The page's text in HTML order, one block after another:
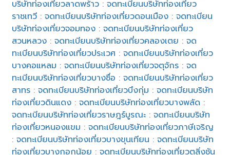
บริษัทท่องเที่ยวลาดพร้าว :จดทะเบียนบริษัทท่องเที่ยว
ราชเทวี :จดทะเบียนบริษัทท่องเที่ยวดอนเมือง :จดทะเบียน
บริษัทท่องเที่ยวจอมทอง :จดทะเบียนบริษัทท่องเที่ยว
สวนหลวง :จดทะเบียนบริษัทท่องเที่ยวคลองเตย :จด
ทะเบียนบริษัทท่องเที่ยวประเวศ :จดทะเบียนบริษัทท่องเที่ยว
บางคอแหลม :จดทะเบียนบริษัทท่องเที่ยวจตุจักร :จด
ทะเบียนบริษัทท่องเที่ยวบางซื่อ :จดทะเบียนบริษัทท่องเที่ยว
สาทร :จดทะเบียนบริษัทท่องเที่ยวบึงกุ่ม :จดทะเบียนบริษัท
ท่องเที่ยวดินแดง :จดทะเบียนบริษัทท่องเที่ยวบางพลัด :
จดทะเบียนบริษัทท่องเที่ยวราษฎร์บูรณะ :จดทะเบียนบริษัท
ท่องเที่ยวหนองแขม :จดทะเบียนบริษัทท่องเที่ยวภาษีเจริญ
:จดทะเบียนบริษัทท่องเที่ยวบางขุนเทียน :จดทะเบียนบริษัท
ท่องเที่ยวบางกอกน้อย :จดทะเบียนบริษัทท่องเที่ยวตลิ่งชัน